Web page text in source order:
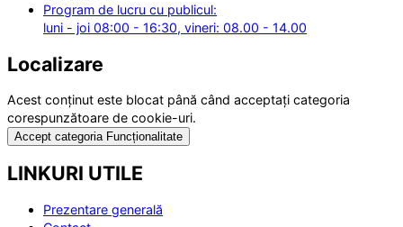
Program de lucru cu publicul:
luni - joi 08:00 - 16:30, vineri: 08.00 - 14.00
Localizare
Acest conținut este blocat până când acceptați categoria
corespunzătoare de cookie-uri.
Accept categoria Funcționalitate
LINKURI UTILE
Prezentare generală